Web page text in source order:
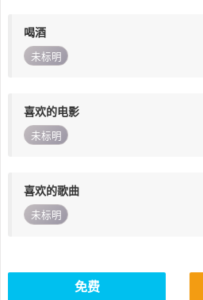
喝酒
未标明
喜欢的电影
未标明
喜欢的歌曲
未标明
免费